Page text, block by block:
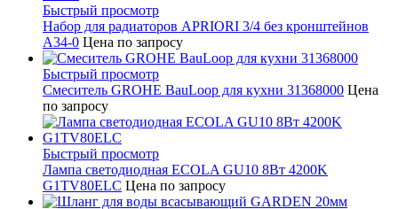
Быстрый просмотр
Набор для радиаторов APRIORI 3/4 без кронштейнов
A34-0 Цена по запросу
Быстрый просмотр
Смеситель GROHE BauLoop для кухни 31368000 Цена
по запросу
Быстрый просмотр
Лампа светодиодная ECOLA GU10 8Вт 4200K
G1TV80ELC Цена по запросу